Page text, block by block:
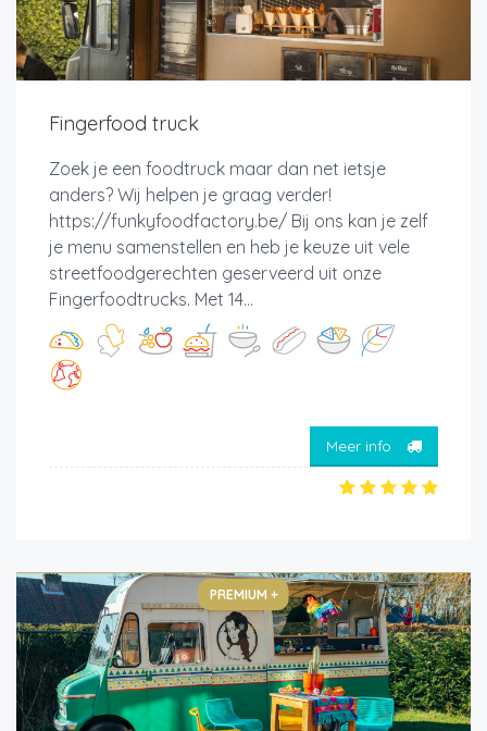
Fingerfood truck
Zoek je een foodtruck maar dan net ietsje
anders? Wij helpen je graag verder!
https://funkyfoodfactory.be/ Bij ons kan je zelf
je menu samenstellen en heb je keuze uit vele
streetfoodgerechten geserveerd uit onze
Fingerfoodtrucks. Met 14...
Meer info
PREMIUM +